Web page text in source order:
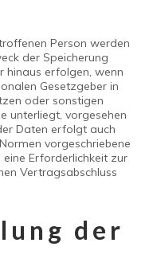
Person werden
der Speicherung
hinaus erfolgen, wenn
Gesetzgeber in
oder sonstigen
unterliegt, vorgesehen
Daten erfolgt auch
vorgeschriebene
Erforderlichkeit zur
Vertragsabschluss
der